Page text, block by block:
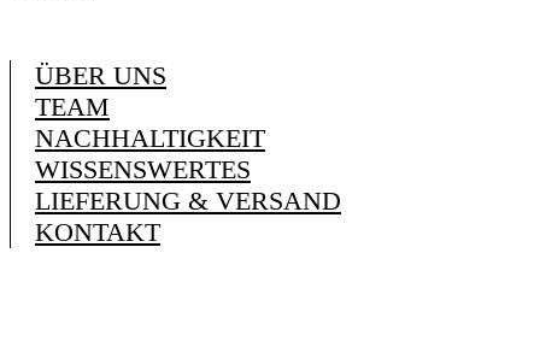
ÜBER UNS
TEAM
NACHHALTIGKEIT
WISSENSWERTES
LIEFERUNG & VERSAND
KONTAKT